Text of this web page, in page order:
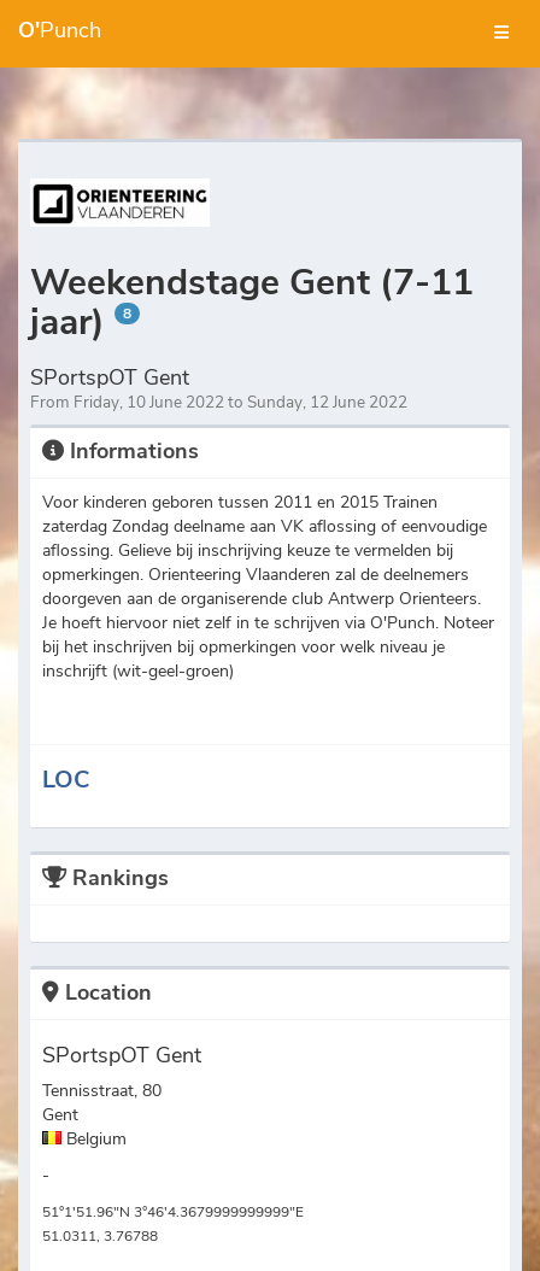
O'Punch
Weekendstage Gent (7-11
jaar)
8
SPortspOT Gent
From Friday, 10 June 2022 to Sunday, 12 June 2022
Informations
Voor kinderen geboren tussen 2011 en 2015 Trainen
zaterdag Zondag deelname aan VK aflossing of eenvoudige
aflossing. Gelieve bij inschrijving keuze te vermelden bij
opmerkingen. Orienteering Vlaanderen zal de deelnemers
doorgeven aan de organiserende club Antwerp Orienteers.
Je hoeft hiervoor niet zelf in te schrijven via O'Punch. Noteer
bij het inschrijven bij opmerkingen voor welk niveau je
inschrijft (wit-geel-groen)
LOC
Rankings
Location
SPortspOT Gent
Tennisstraat, 80
Gent
Belgium
-
51°1'51.96"N 3°46'4.3679999999999"E
51.0311, 3.76788